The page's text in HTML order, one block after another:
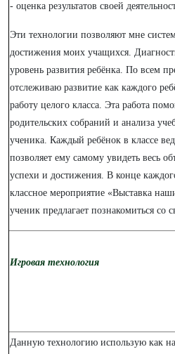
- оценка результатов своей
Эти технологии позволяют мне
достижения моих учащихся.
уровень развития ребёнка. По всем
отслеживаю развитие как каждого
работу целого класса. Эта работа
родительских собраний и анализа
ученика. Каждый ребёнок в классе
позволяет ему самому увидеть весь
успехи и достижения. В конце
классное мероприятие «Выставка
ученик предлагает познакомиться со
Игровая технология
Данную технологию использую как